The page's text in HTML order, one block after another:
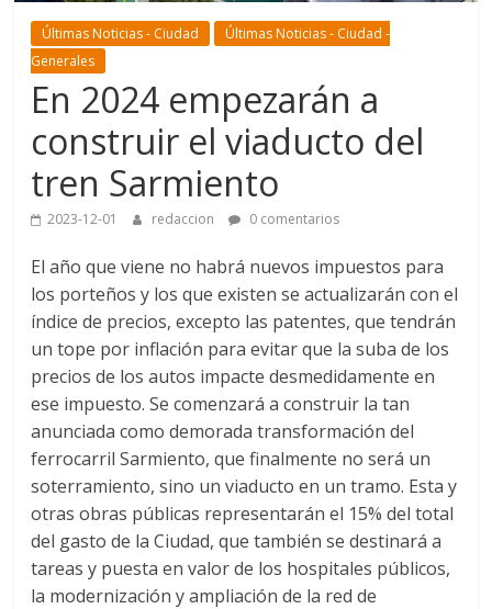
Últimas Noticias - Ciudad
Últimas Noticias - Ciudad -
Generales
En 2024 empezarán a
construir el viaducto del
tren Sarmiento
2023-12-01 redaccion 0 comentarios
El año que viene no habrá nuevos impuestos para
los porteños y los que existen se actualizarán con el
índice de precios, excepto las patentes, que tendrán
un tope por inflación para evitar que la suba de los
precios de los autos impacte desmedidamente en
ese impuesto. Se comenzará a construir la tan
anunciada como demorada transformación del
ferrocarril Sarmiento, que finalmente no será un
soterramiento, sino un viaducto en un tramo. Esta y
otras obras públicas representarán el 15% del total
del gasto de la Ciudad, que también se destinará a
tareas y puesta en valor de los hospitales públicos,
la modernización y ampliación de la red de